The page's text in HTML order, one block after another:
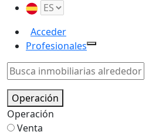
Acceder
Profesionales
Operación
Operación
Venta